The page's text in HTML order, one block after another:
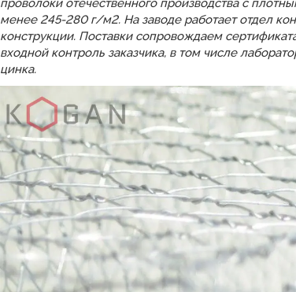
менее 245-280 г/м2. На заводе работает отдел
конструкции. Поставки сопровождаем
входной контроль заказчика, в том числе
цинка.